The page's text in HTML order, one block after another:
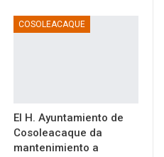
COSOLEACAQUE
El H. Ayuntamiento de
Cosoleacaque da
mantenimiento a